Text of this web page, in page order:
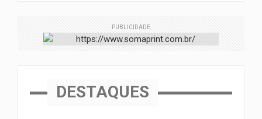
PUBLICIDADE
DESTAQUES